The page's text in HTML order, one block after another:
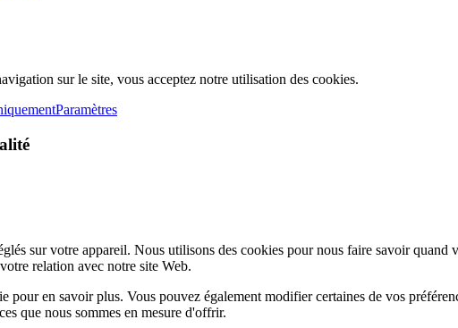
sur le site, vous acceptez notre utilisation des cookies.
Paramètres
sur votre appareil. Nous utilisons des cookies pour nous faire savoir
relation avec notre site Web.
pour en savoir plus. Vous pouvez également modifier certaines de vos
que nous sommes en mesure d'offrir.